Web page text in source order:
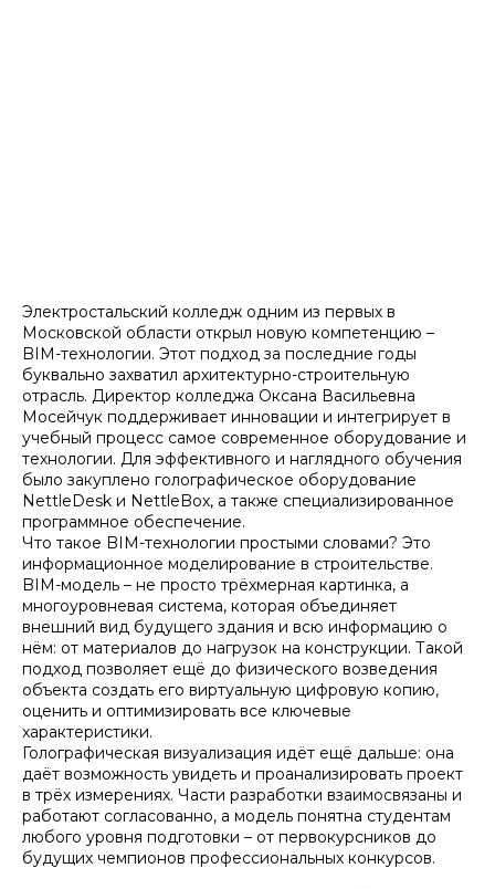
Электростальский колледж одним из первых в
Московской области открыл новую компетенцию –
BIM-технологии. Этот подход за последние годы
буквально захватил архитектурно-строительную
отрасль. Директор колледжа Оксана Васильевна
Мосейчук поддерживает инновации и интегрирует в
учебный процесс самое современное оборудование и
технологии. Для эффективного и наглядного обучения
было закуплено голографическое оборудование
NettleDesk и NettleBox, а также специализированное
программное обеспечение.
Что такое BIM-технологии простыми словами? Это
информационное моделирование в строительстве.
BIM-модель – не просто трёхмерная картинка, а
многоуровневая система, которая объединяет
внешний вид будущего здания и всю информацию о
нём: от материалов до нагрузок на конструкции. Такой
подход позволяет ещё до физического возведения
объекта создать его виртуальную цифровую копию,
оценить и оптимизировать все ключевые
характеристики.
Голографическая визуализация идёт ещё дальше: она
даёт возможность увидеть и проанализировать проект
в трёх измерениях. Части разработки взаимосвязаны и
работают согласованно, а модель понятна студентам
любого уровня подготовки – от первокурсников до
будущих чемпионов профессиональных конкурсов.